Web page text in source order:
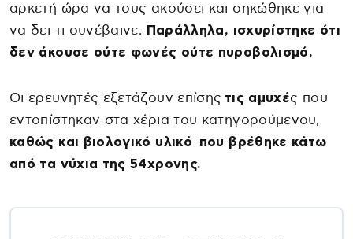
αρκετή ώρα να τους ακούσει και σηκώθηκε για
να δει τι συνέβαινε. Παράλληλα, ισχυρίστηκε ότι
δεν άκουσε ούτε φωνές ούτε πυροβολισμό.
Οι ερευνητές εξετάζουν επίσης τις αμυχές που
εντοπίστηκαν στα χέρια του κατηγορούμενου,
καθώς και βιολογικό υλικό που βρέθηκε κάτω
από τα νύχια της 54χρονης.